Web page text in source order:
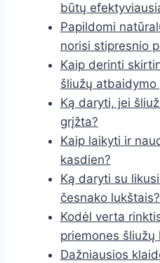
būtų
Papildomi
norisi stipresnio
Kaip derinti
šliužų atbaidymo
Ką daryti, jei
grįžta?
Kaip laikyti ir
kasdien?
Ką daryti su
česnako lukštais?
Kodėl verta
priemones šliužų
Dažniausios